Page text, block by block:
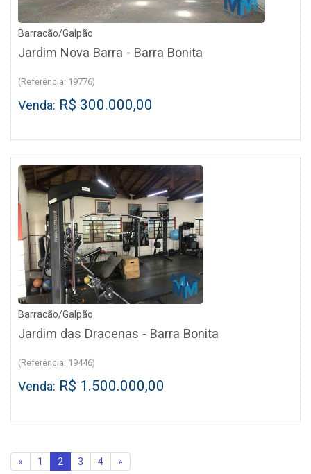
Barracão/Galpão
Jardim Nova Barra - Barra Bonita
(Referência: 19776)
Venda: R$ 300.000,00
Barracão/Galpão
Jardim das Dracenas - Barra Bonita
(Referência: 19446)
Venda: R$ 1.500.000,00
« 1 2 3 4 »